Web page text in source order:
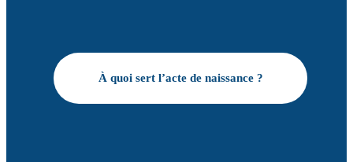
À quoi sert l’acte de naissance ?